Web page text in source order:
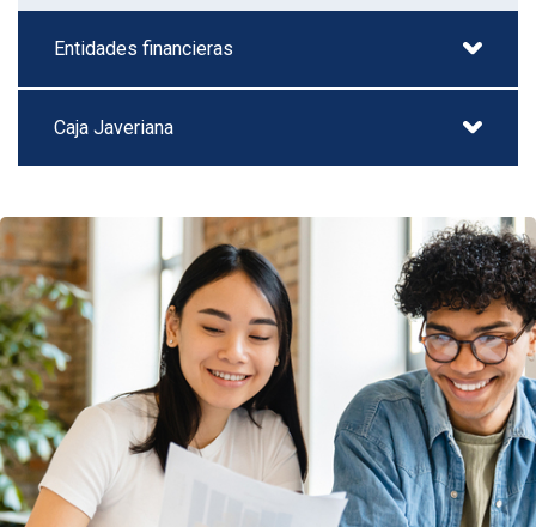
Entidades financieras
Caja Javeriana